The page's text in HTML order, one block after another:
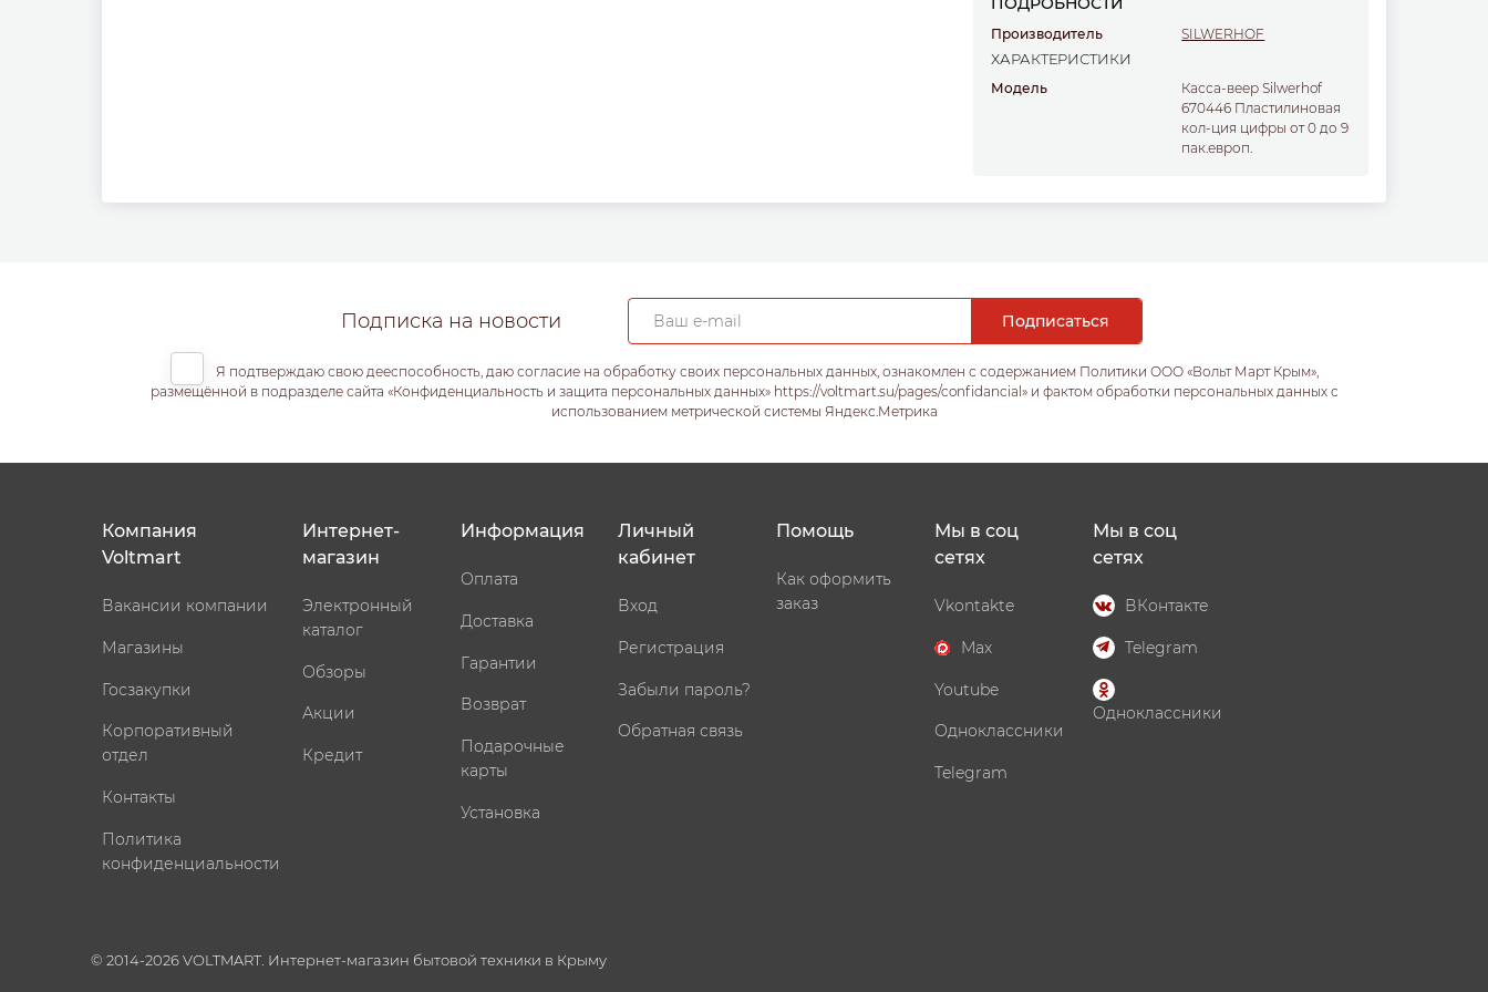
Производитель SILWERHOF
ХАРАКТЕРИСТИКИ
Модель
Касса-веер Silwerhof
670446 Пластилиновая
кол-ция цифры от 0 до 9
пак.европ.
Подписка на новости
Я подтверждаю свою дееспособность, даю согласие на обработку своих персональных данных, ознакомлен с содержанием Политики ООО «Вольт Март Крым»,
размещённой в подразделе сайта «Конфиденциальность и защита персональных данных» https://voltmart.su/pages/confidancial» и фактом обработки персональных данных с
использованием метрической системы Яндекс.Метрика
Компания
Voltmart
Вакансии компании
Магазины
Госзакупки
Корпоративный
отдел
Контакты
Политика
конфиденциальности
Интернет-
магазин
Электронный
каталог
Обзоры
Акции
Кредит
Информация
Оплата
Доставка
Гарантии
Возврат
Подарочные
карты
Установка
Личный
кабинет
Вход
Регистрация
Забыли пароль?
Обратная связь
Помощь
Как оформить
заказ
Мы в соц
сетях
Vkontakte
Max
Youtube
Одноклассники
Telegram
Мы в соц
сетях
ВКонтакте
Telegram
Одноклассники
© 2014-2026 VOLTMART. Интернет-магазин бытовой техники в Крыму